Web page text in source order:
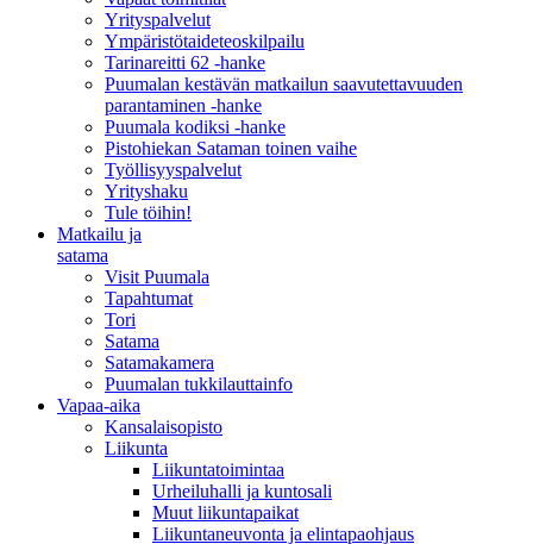
Yrityspalvelut
Ympäristötaideteoskilpailu
Tarinareitti 62 -hanke
Puumalan kestävän matkailun saavutettavuuden
parantaminen -hanke
Puumala kodiksi -hanke
Pistohiekan Sataman toinen vaihe
Työllisyyspalvelut
Yrityshaku
Tule töihin!
Matkailu ja
satama
Visit Puumala
Tapahtumat
Tori
Satama
Satamakamera
Puumalan tukkilauttainfo
Vapaa-aika
Kansalaisopisto
Liikunta
Liikuntatoimintaa
Urheiluhalli ja kuntosali
Muut liikuntapaikat
Liikuntaneuvonta ja elintapaohjaus